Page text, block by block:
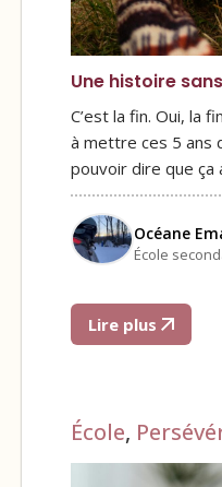
Une histoire
C’est la fin. Oui, la
à mettre ces 5 ans
pouvoir dire que ça
Océane
École
Lire plus
École,